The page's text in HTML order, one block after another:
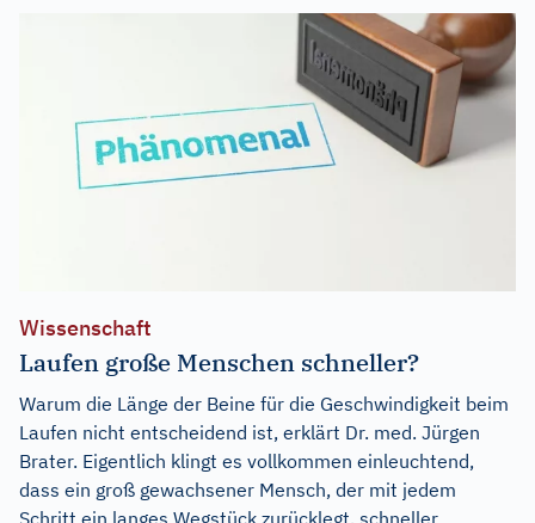
Wissenschaft
Laufen große Menschen schneller?
Warum die Länge der Beine für die Geschwindigkeit beim
Laufen nicht entscheidend ist, erklärt Dr. med. Jürgen
Brater. Eigentlich klingt es vollkommen einleuchtend,
dass ein groß gewachsener Mensch, der mit jedem